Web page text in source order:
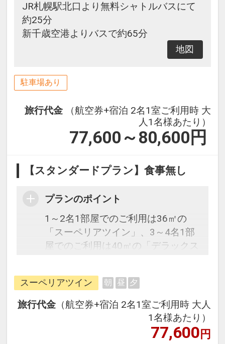
JR札幌駅北口より無料シャトルバスにて
約25分
新千歳空港よりバスで約65分
地図
駐車場あり
旅行代金
（航空券+宿泊 2名1室ご利用時 大
人1名様あたり）
77,600～80,600 円
【スタンダードプラン】食事無し
プランのポイント
1～2名1部屋でのご利用は36㎡の
「スーペリアツイン」、3～4名1部
屋でのご利用は40㎡の「デラックス
往復の航空券と宿泊がセットになっ
たスタンダードな＜食事無し＞プラ
ンです。フライトと宿泊を自由に組
み合わせできるダイナミックパッケ
ージだから、一都市滞在はもちろん
スーペリアツイン 朝 昼 夕
旅行代金 （航空券+宿泊 2名1室ご利用時 大人
1名様あたり）
77,600円